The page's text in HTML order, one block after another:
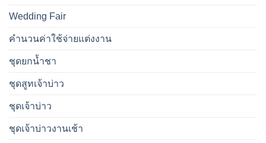
Wedding Fair
คำนวนค่าใช้จ่ายแต่งงาน
ชุดยกน้ำชา
ชุดสูทเจ้าบ่าว
ชุดเจ้าบ่าว
ชุดเจ้าบ่าวงานเช้า